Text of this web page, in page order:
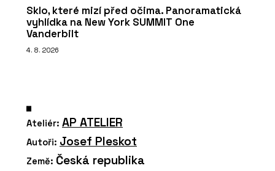
Sklo, které mizí před očima. Panoramatická
vyhlídka na New York SUMMIT One
Vanderbilt
4. 8. 2026
Ateliér: AP ATELIER
Autoři: Josef Pleskot
Země: Česká republika